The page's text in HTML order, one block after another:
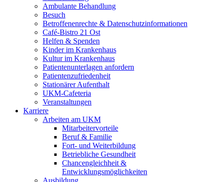
Ambulante Behandlung
Besuch
Betroffenenrechte & Datenschutzinformationen
Café-Bistro 21 Ost
Helfen & Spenden
Kinder im Krankenhaus
Kultur im Krankenhaus
Patientenunterlagen anfordern
Patientenzufriedenheit
Stationärer Aufenthalt
UKM-Cafeteria
Veranstaltungen
Karriere
Arbeiten am UKM
Mitarbeitervorteile
Beruf & Familie
Fort- und Weiterbildung
Betriebliche Gesundheit
Chancengleichheit &
Entwicklungsmöglichkeiten